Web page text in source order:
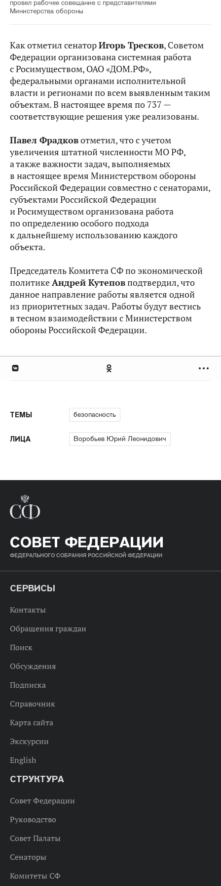
провел рабочее совещание с представителями
Министерства обороны
Как отметил сенаторИгорь Тресков, Советом
Федерации организована системная работа
с Росимуществом, ОАО «ДОМ.РФ»,
федеральными органами исполнительной
власти и регионами по всем выявленным таким
объектам. В настоящее время по 737 —
соответствующие решения уже реализованы.
Павел Фрадковотметил, что с учетом
увеличения штатной численности МО РФ,
а также важности задач, выполняемых
в настоящее время Министерством обороны
Российской Федерации совместно с сенаторами,
субъектами Российской Федерации
и Росимуществом организована работа
по определению особого подхода
к дальнейшему использованию каждого
объекта.
Председатель Комитета СФ по экономической
политикеАндрей Кутеповподтвердил, что
данное направление работы является одной
из приоритетных задач. Работы будут вестись
в тесном взаимодействии с Министерством
обороны Российской Федерации.
ТЕМЫ безопасность
ЛИЦА Воробьев Юрий Леонидович
СОВЕТ ФЕДЕРАЦИИ
ФЕДЕРАЛЬНОГО СОБРАНИЯ РОССИЙСКОЙ ФЕДЕРАЦИИ
СЕРВИСЫ
Контакты
Обращения граждан
Поиск
Обсуждения
Подписка
Справочник
Карта сайта
Экскурсии
English
СТРУКТУРА
Совет Федерации
Руководство
Совет Палаты
Сенаторы
Комитеты СФ